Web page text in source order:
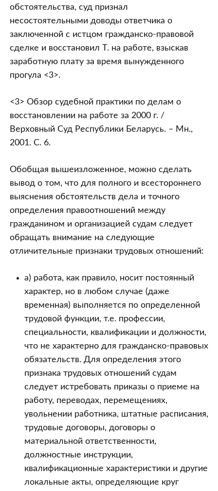
обстоятельства, суд признал
несостоятельными доводы ответчика о
заключенной с истцом гражданско-правовой
сделке и восстановил Т. на работе, взыскав
заработную плату за время вынужденного
прогула <3>.
<3> Обзор судебной практики по делам о
восстановлении на работе за 2000 г. /
Верховный Суд Республики Беларусь. – Мн.,
2001. С. 6.
Обобщая вышеизложенное, можно сделать
вывод о том, что для полного и всестороннего
выяснения обстоятельств дела и точного
определения правоотношений между
гражданином и организацией судам следует
обращать внимание на следующие
отличительные признаки трудовых отношений:
а) работа, как правило, носит постоянный
характер, но в любом случае (даже
временная) выполняется по определенной
трудовой функции, т.е. профессии,
специальности, квалификации и должности,
что не характерно для гражданско-правовых
обязательств. Для определения этого
признака трудовых отношений судам
следует истребовать приказы о приеме на
работу, переводах, перемещениях,
увольнении работника, штатные расписания,
трудовые договоры, договоры о
материальной ответственности,
должностные инструкции,
квалификационные характеристики и другие
локальные акты, определяющие круг